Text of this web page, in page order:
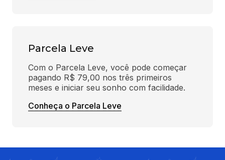
Parcela Leve
Com o Parcela Leve, você pode começar
pagando R$ 79,00 nos três primeiros
meses e iniciar seu sonho com facilidade.
Conheça o Parcela Leve